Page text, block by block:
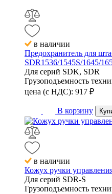
в наличии
Предохранитель для
SDR1536/1545S/1645/
Для серий SDK, SDR
Грузоподъемность
цена (с НДС): 917 ₽
В корзину
в наличии
Кожух ручки
Для серий SDR-S
Грузоподъемность